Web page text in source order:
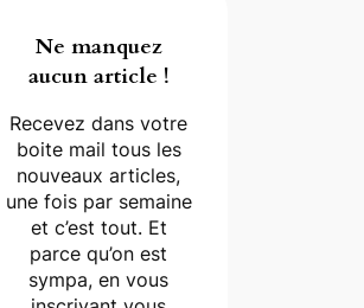
Ne manquez
aucun article !
Recevez dans votre
boite mail tous les
nouveaux articles,
une fois par semaine
et c’est tout. Et
parce qu’on est
sympa, en vous